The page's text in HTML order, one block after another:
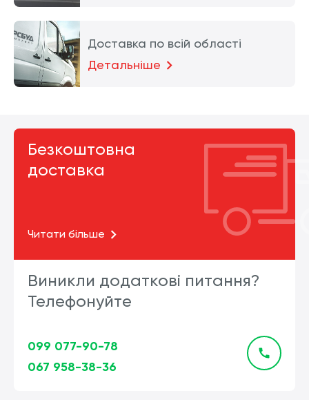
Доставка по всій області
Детальніше
Безкоштовна
доставка
Читати більше
Виникли додаткові питання?
Телефонуйте
099 077-90-78
067 958-38-36